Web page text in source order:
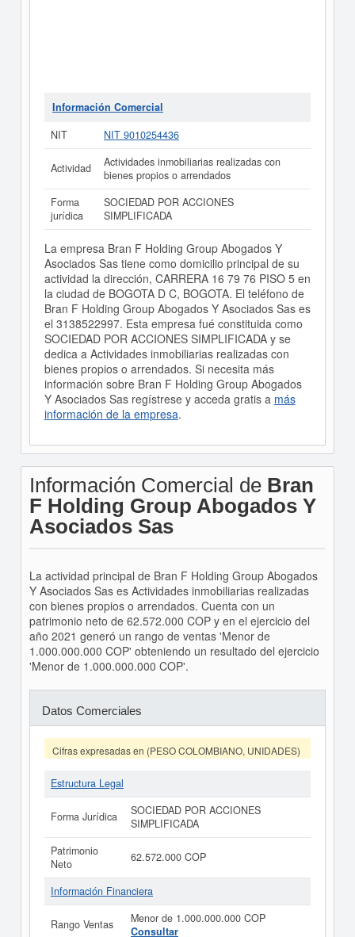
Información Comercial
NIT
NIT 9010254436
Actividad
Actividades inmobiliarias realizadas con
bienes propios o arrendados
Forma
jurídica
SOCIEDAD POR ACCIONES
SIMPLIFICADA
La empresa Bran F Holding Group Abogados Y
Asociados Sas tiene como domicilio principal de su
actividad la dirección, CARRERA 16 79 76 PISO 5 en
la ciudad de BOGOTA D C, BOGOTA. El teléfono de
Bran F Holding Group Abogados Y Asociados Sas es
el 3138522997. Esta empresa fué constituida como
SOCIEDAD POR ACCIONES SIMPLIFICADA y se
dedica a Actividades inmobiliarias realizadas con
bienes propios o arrendados. Si necesita más
información sobre Bran F Holding Group Abogados
Y Asociados Sas regístrese y acceda gratis a más
información de la empresa.
Información Comercial de Bran
F Holding Group Abogados Y
Asociados Sas
La actividad principal de Bran F Holding Group Abogados
Y Asociados Sas es Actividades inmobiliarias realizadas
con bienes propios o arrendados. Cuenta con un
patrimonio neto de 62.572.000 COP y en el ejercicio del
año 2021 generó un rango de ventas 'Menor de
1.000.000.000 COP' obteniendo un resultado del ejercicio
'Menor de 1.000.000.000 COP'.
Datos Comerciales
Cifras expresadas en (PESO COLOMBIANO, UNIDADES)
Estructura Legal
Forma Jurídica
SOCIEDAD POR ACCIONES
SIMPLIFICADA
Patrimonio
Neto
62.572.000 COP
Información Financiera
Rango Ventas
Menor de 1.000.000.000 COP
Consultar